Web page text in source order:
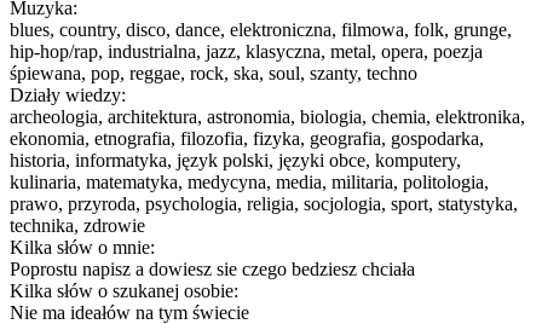
Muzyka:
blues, country, disco, dance, elektroniczna, filmowa, folk, grunge,
hip-hop/rap, industrialna, jazz, klasyczna, metal, opera, poezja
śpiewana, pop, reggae, rock, ska, soul, szanty, techno
Działy wiedzy:
archeologia, architektura, astronomia, biologia, chemia, elektronika,
ekonomia, etnografia, filozofia, fizyka, geografia, gospodarka,
historia, informatyka, język polski, języki obce, komputery,
kulinaria, matematyka, medycyna, media, militaria, politologia,
prawo, przyroda, psychologia, religia, socjologia, sport, statystyka,
technika, zdrowie
Kilka słów o mnie:
Poprostu napisz a dowiesz sie czego bedziesz chciała
Kilka słów o szukanej osobie:
Nie ma ideałów na tym świecie